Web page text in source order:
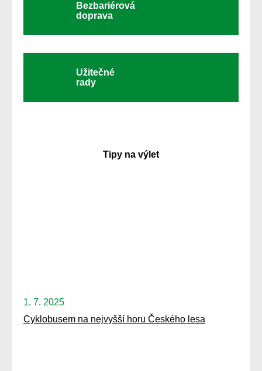
Bezbariérová
doprava
Užitečné
rady
Tipy na výlet
1. 7. 2025
Cyklobusem na nejvyšší horu Českého lesa